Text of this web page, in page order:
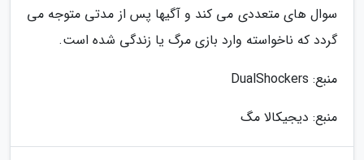
سوال های متعددی می کند و آگیها پس از مدتی متوجه می
گردد که ناخواسته وارد بازی مرگ یا زندگی شده است.
منبع: DualShockers
منبع: دیجیکالا مگ